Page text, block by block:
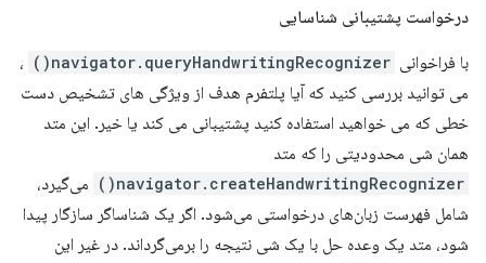
درخواست پشتیبانی شناسایی
با فراخوانی navigator.queryHandwritingRecognizer()
،
می توانید بررسی کنید که آیا پلتفرم هدف از ویژگی های تشخیص دست
خطی که می خواهید استفاده کنید پشتیبانی می کند یا خیر. این متد
همان شی محدودیتی را که متد
navigator.createHandwritingRecognizer()
می‌گیرد،
شامل فهرست زبان‌های درخواستی می‌شود. اگر یک شناساگر سازگار پیدا
شود، متد یک وعده حل با یک شی نتیجه را برمی‌گرداند. در غیر این